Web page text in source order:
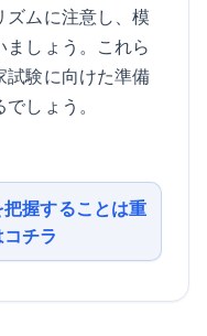
ズムに注意し、模
しょう。これら
試験に向けた準備
しょう。
握することは重
チラ